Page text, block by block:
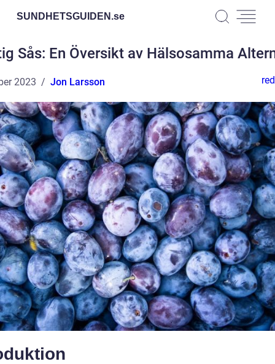
SUNDHETSGUIDEN.se
Sås: En Översikt av Hälsosamma
2023 Jon Larsson